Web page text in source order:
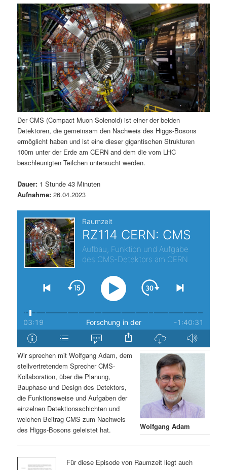
ä
r
e
n
I
n
h
l
t
s
p
n
g
e
n
n
d
ä
r
e
n
I
h
a
l
t
r
i
n
g
e
n
a
v
i
g
a
t
i
o
n
Der CMS (Compact Muon Solenoid) ist einer der beiden
Detektoren, die gemeinsam den Nachweis des Higgs-Bosons
ermöglicht haben und ist eine dieser gigantischen Strukturen
100m unter der Erde am CERN and dem die vom LHC
beschleunigten Teilchen untersucht werden.
Dauer: 1 Stunde 43 Minuten
Aufnahme: 26.04.2023
Wolfgang Adam
Wir sprechen mit Wolfgang Adam, dem
stellvertretendem Sprecher CMS-
Kollaboration, über die Planung,
Bauphase und Design des Detektors,
die Funktionsweise und Aufgaben der
einzelnen Detektionsschichten und
welchen Beitrag CMS zum Nachweis
des Higgs-Bosons geleistet hat.
Für diese Episode von Raumzeit liegt auch